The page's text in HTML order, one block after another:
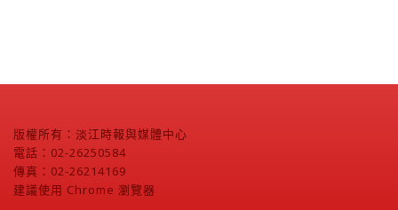
版權所有：淡江時報與媒體中心
電話：02-26250584
傳真：02-26214169
建議使用 Chrome 瀏覽器